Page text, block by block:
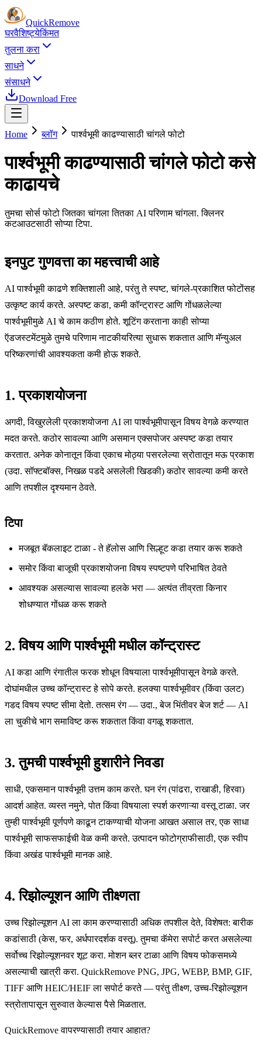
QuickRemove
घरवैशिष्ट्येकिंमत
तुलना करा
साधने
संसाधने
Download Free
Home ब्लॉग पार्श्वभूमी काढण्यासाठी चांगले फोटो
पार्श्वभूमी काढण्यासाठी चांगले फोटो कसे
काढायचे
तुमचा सोर्स फोटो जितका चांगला तितका AI परिणाम चांगला. क्लिनर
कटआउटसाठी सोप्या टिपा.
इनपुट गुणवत्ता का महत्त्वाची आहे
AI पार्श्वभूमी काढणे शक्तिशाली आहे, परंतु ते स्पष्ट, चांगले-प्रकाशित फोटोंसह
उत्कृष्ट कार्य करते. अस्पष्ट कडा, कमी कॉन्ट्रास्ट आणि गोंधळलेल्या
पार्श्वभूमीमुळे AI चे काम कठीण होते. शूटिंग करताना काही सोप्या
ऍडजस्टमेंटमुळे तुमचे परिणाम नाटकीयरित्या सुधारू शकतात आणि मॅन्युअल
परिष्करणांची आवश्यकता कमी होऊ शकते.
1. प्रकाशयोजना
अगदी, विखुरलेली प्रकाशयोजना AI ला पार्श्वभूमीपासून विषय वेगळे करण्यात
मदत करते. कठोर सावल्या आणि असमान एक्सपोजर अस्पष्ट कडा तयार
करतात. अनेक कोनातून किंवा एकाच मोठ्या पसरलेल्या स्रोतातून मऊ प्रकाश
(उदा. सॉफ्टबॉक्स, निखळ पडदे असलेली खिडकी) कठोर सावल्या कमी करते
आणि तपशील दृश्यमान ठेवते.
टिपा
मजबूत बॅकलाइट टाळा - ते हॅलोस आणि सिल्हूट कडा तयार करू शकते
समोर किंवा बाजूची प्रकाशयोजना विषय स्पष्टपणे परिभाषित ठेवते
आवश्यक असल्यास सावल्या हलके भरा — अत्यंत तीव्रता किनार
शोधण्यात गोंधळ करू शकते
2. विषय आणि पार्श्वभूमी मधील कॉन्ट्रास्ट
AI कडा आणि रंगातील फरक शोधून विषयाला पार्श्वभूमीपासून वेगळे करते.
दोघांमधील उच्च कॉन्ट्रास्ट हे सोपे करते. हलक्या पार्श्वभूमीवर (किंवा उलट)
गडद विषय स्पष्ट सीमा देतो. तत्सम रंग — उदा., बेज भिंतीवर बेज शर्ट — AI
ला चुकीचे भाग समाविष्ट करू शकतात किंवा वगळू शकतात.
3. तुमची पार्श्वभूमी हुशारीने निवडा
साधी, एकसमान पार्श्वभूमी उत्तम काम करते. घन रंग (पांढरा, राखाडी, हिरवा)
आदर्श आहेत. व्यस्त नमुने, पोत किंवा विषयाला स्पर्श करणाऱ्या वस्तू टाळा. जर
तुम्ही पार्श्वभूमी पूर्णपणे काढून टाकण्याची योजना आखत असाल तर, एक साधा
पार्श्वभूमी साफसफाईची वेळ कमी करते. उत्पादन फोटोग्राफीसाठी, एक स्वीप
किंवा अखंड पार्श्वभूमी मानक आहे.
4. रिझोल्यूशन आणि तीक्ष्णता
उच्च रिझोल्यूशन AI ला काम करण्यासाठी अधिक तपशील देते, विशेषत: बारीक
कडांसाठी (केस, फर, अर्धपारदर्शक वस्तू). तुमचा कॅमेरा सपोर्ट करत असलेल्या
सर्वोच्च रिझोल्यूशनवर शूट करा. मोशन ब्लर टाळा आणि विषय फोकसमध्ये
असल्याची खात्री करा. QuickRemove PNG, JPG, WEBP, BMP, GIF,
TIFF आणि HEIC/HEIF ला सपोर्ट करते — परंतु तीक्ष्ण, उच्च-रिझोल्यूशन
स्त्रोतापासून सुरुवात केल्यास पैसे मिळतात.
QuickRemove वापरण्यासाठी तयार आहात?